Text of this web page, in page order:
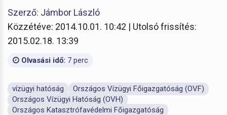
Szerző: Jámbor László
Közzétéve: 2014.10.01. 10:42 | Utolsó frissítés:
2015.02.18. 13:39
Olvasási idő: 7 perc
vízügyi hatóság
Országos Vízügyi Főigazgatóság (OVF)
Országos Vízügyi Hatóság (OVH)
Országos Katasztrófavédelmi Főigazgatóság